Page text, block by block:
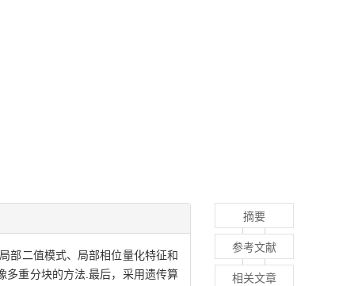
部二值模式、局部相位量化特征和
多重分块的方法.最后，采用遗传算
摘要
参考文献
相关文章